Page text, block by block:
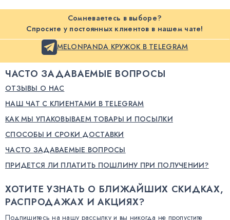
Сомневаетесь в выборе?
Спросите у постоянных клиентов в нашем чате!
MELONPANDA КРУЖОК В TELEGRAM
ЧАСТО ЗАДАВАЕМЫЕ ВОПРОСЫ
ОТЗЫВЫ О НАС
НАШ ЧАТ С КЛИЕНТАМИ В TELEGRAM
КАК МЫ УПАКОВЫВАЕМ ТОВАРЫ И ПОСЫЛКИ
СПОСОБЫ И СРОКИ ДОСТАВКИ
ЧАСТО ЗАДАВАЕМЫЕ ВОПРОСЫ
ПРИДЕТСЯ ЛИ ПЛАТИТЬ ПОШЛИНУ ПРИ ПОЛУЧЕНИИ?
ХОТИТЕ УЗНАТЬ О БЛИЖАЙШИХ СКИДКАХ,
РАСПРОДАЖАХ И АКЦИЯХ?
Подпишитесь на нашу рассылку и вы никогда не пропустите